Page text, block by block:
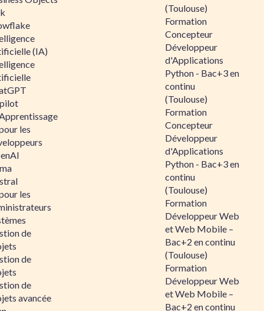
(IA)
les
les
de
de
de
avancée
(Toulouse)
Formation
Concepteur
Développeur
d'Applications
Python - Bac+3 en
continu
(Toulouse)
Formation
Concepteur
Développeur
d'Applications
Python - Bac+3 en
continu
(Toulouse)
Formation
Développeur Web
et Web Mobile –
Bac+2 en continu
(Toulouse)
Formation
Développeur Web
et Web Mobile –
Bac+2 en continu